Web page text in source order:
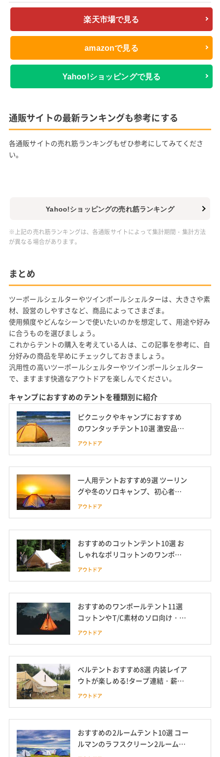
楽天市場で見る
amazonで見る
Yahoo!ショッピングで見る
通販サイトの最新ランキングも参考にする
各通販サイトの売れ筋ランキングもぜひ参考にしてみてくださ
い。
Yahoo!ショッピングの売れ筋ランキング
※上記の売れ筋ランキングは、各通販サイトによって集計期間・集計方法
が異なる場合があります。
まとめ
ツーポールシェルターやツインポールシェルターは、大きさや素
材、設営のしやすさなど、商品によってさまざま。
使用頻度やどんなシーンで使いたいのかを想定して、用途や好み
に合うものを選びましょう。
これからテントの購入を考えている人は、この記事を参考に、自
分好みの商品を早めにチェックしておきましょう。
汎用性の高いツーポールシェルターやツインポールシェルター
で、ますます快適なアウトドアを楽しんでください。
キャンプにおすすめのテントを種類別に紹介
ピクニックやキャンプにおすすめ
のワンタッチテント10選 激安品か
らコールマンやロゴスなどアウト
アウトドア
一人用テントおすすめ9選 ツーリン
グや冬のソロキャンプ、初心者向
けも
アウトドア
おすすめのコットンテント10選 お
しゃれなポリコットンのワンポー
ルテントや人気のノルディスクな
アウトドア
おすすめのワンポールテント11選
コットンやT/C素材のソロ向け・フ
ァミリー向け、薪ストーブ対応や
アウトドア
ベルテントおすすめ8選 内装レイア
ウトが楽しめる!タープ連結・薪ス
トーブ対応も
アウトドア
おすすめの2ルームテント10選 コー
ルマンのラフスクリーン2ルームハ